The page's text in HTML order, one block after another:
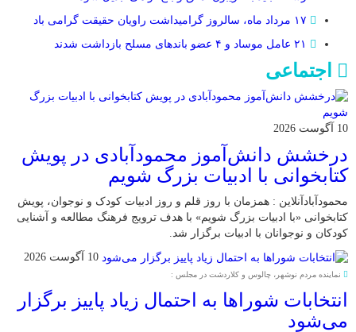
اجتماعی
10 آگوست 2026
درخشش دانش‌آموز محمودآبادی در پویش
کتابخوانی با ادبیات بزرگ شویم
محمودآبادآنلاین : همزمان با روز قلم و روز ادبیات کودک و نوجوان، پویش
کتابخوانی «با ادبیات بزرگ شویم» با هدف ترویج فرهنگ مطالعه و آشنایی
کودکان و نوجوانان با ادبیات برگزار شد.
10 آگوست 2026
نماینده مردم نوشهر، چالوس و کلاردشت در مجلس :
انتخابات شوراها به احتمال زیاد پاییز برگزار
می‌شود